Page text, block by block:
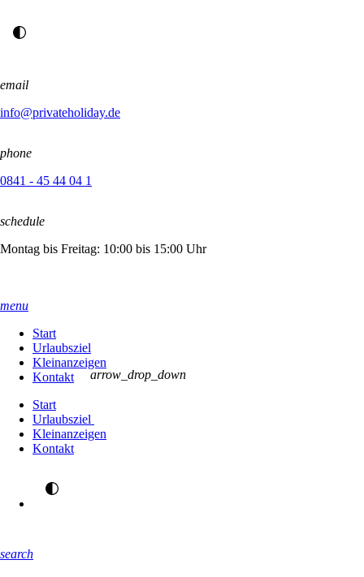
email
info@privateholiday.de
phone
0841 - 45 44 04 1
schedule
Montag bis Freitag: 10:00 bis 15:00 Uhr
menu
Start
Urlaubsziel
Kleinanzeigen
Kontakt
Start
Urlaubsziel
arrow_drop_down
Kleinanzeigen
Kontakt
search